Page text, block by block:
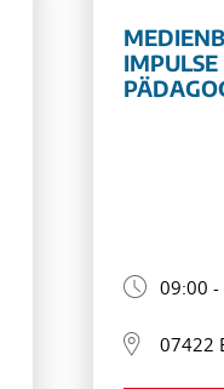
09:00
07422